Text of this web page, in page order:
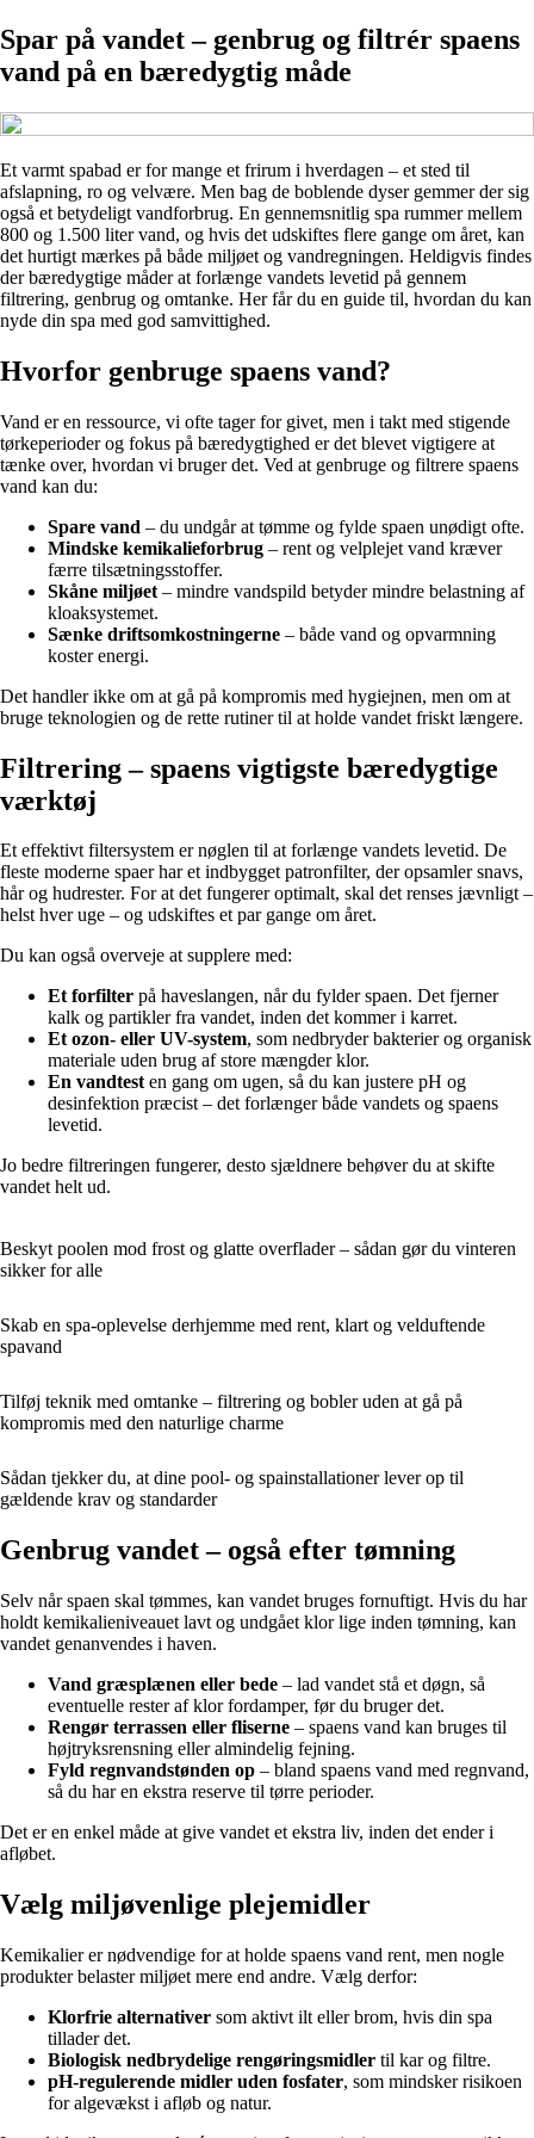
Spar på vandet – genbrug og filtrér spaens
vand på en bæredygtig måde
Et varmt spabad er for mange et frirum i hverdagen – et sted til
afslapning, ro og velvære. Men bag de boblende dyser gemmer der sig
også et betydeligt vandforbrug. En gennemsnitlig spa rummer mellem
800 og 1.500 liter vand, og hvis det udskiftes flere gange om året, kan
det hurtigt mærkes på både miljøet og vandregningen. Heldigvis findes
der bæredygtige måder at forlænge vandets levetid på gennem
filtrering, genbrug og omtanke. Her får du en guide til, hvordan du kan
nyde din spa med god samvittighed.
Hvorfor genbruge spaens vand?
Vand er en ressource, vi ofte tager for givet, men i takt med stigende
tørkeperioder og fokus på bæredygtighed er det blevet vigtigere at
tænke over, hvordan vi bruger det. Ved at genbruge og filtrere spaens
vand kan du:
Spare vand – du undgår at tømme og fylde spaen unødigt ofte.
Mindske kemikalieforbrug – rent og velplejet vand kræver
færre tilsætningsstoffer.
Skåne miljøet – mindre vandspild betyder mindre belastning af
kloaksystemet.
Sænke driftsomkostningerne – både vand og opvarmning
koster energi.
Det handler ikke om at gå på kompromis med hygiejnen, men om at
bruge teknologien og de rette rutiner til at holde vandet friskt længere.
Filtrering – spaens vigtigste bæredygtige
værktøj
Et effektivt filtersystem er nøglen til at forlænge vandets levetid. De
fleste moderne spaer har et indbygget patronfilter, der opsamler snavs,
hår og hudrester. For at det fungerer optimalt, skal det renses jævnligt –
helst hver uge – og udskiftes et par gange om året.
Du kan også overveje at supplere med:
Et forfilter på haveslangen, når du fylder spaen. Det fjerner
kalk og partikler fra vandet, inden det kommer i karret.
Et ozon- eller UV-system, som nedbryder bakterier og organisk
materiale uden brug af store mængder klor.
En vandtesten gang om ugen, så du kan justere pH og
desinfektion præcist – det forlænger både vandets og spaens
levetid.
Jo bedre filtreringen fungerer, desto sjældnere behøver du at skifte
vandet helt ud.
Beskyt poolen mod frost og glatte overflader – sådan gør du vinteren
sikker for alle
Skab en spa-oplevelse derhjemme med rent, klart og velduftende
spavand
Tilføj teknik med omtanke – filtrering og bobler uden at gå på
kompromis med den naturlige charme
Sådan tjekker du, at dine pool- og spainstallationer lever op til
gældende krav og standarder
Genbrug vandet – også efter tømning
Selv når spaen skal tømmes, kan vandet bruges fornuftigt. Hvis du har
holdt kemikalieniveauet lavt og undgået klor lige inden tømning, kan
vandet genanvendes i haven.
Vand græsplænen eller bede – lad vandet stå et døgn, så
eventuelle rester af klor fordamper, før du bruger det.
Rengør terrassen eller fliserne – spaens vand kan bruges til
højtryksrensning eller almindelig fejning.
Fyld regnvandstønden op – bland spaens vand med regnvand,
så du har en ekstra reserve til tørre perioder.
Det er en enkel måde at give vandet et ekstra liv, inden det ender i
afløbet.
Vælg miljøvenlige plejemidler
Kemikalier er nødvendige for at holde spaens vand rent, men nogle
produkter belaster miljøet mere end andre. Vælg derfor:
Klorfrie alternativer som aktivt ilt eller brom, hvis din spa
tillader det.
Biologisk nedbrydelige rengøringsmidler til kar og filtre.
pH-regulerende midler uden fosfater, som mindsker risikoen
for algevækst i afløb og natur.